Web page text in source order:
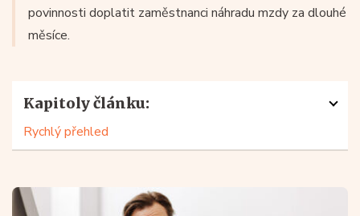
povinnosti doplatit zaměstnanci náhradu mzdy za dlouhé
měsíce.
Kapitoly článku:
Rychlý přehled